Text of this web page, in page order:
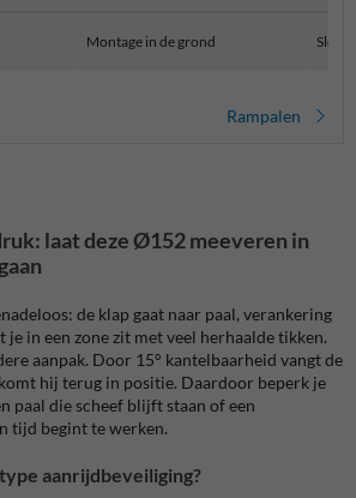
Montage in de grond
Rampalen
laat deze Ø152 meeveren in
de klap gaat naar paal, verankering
in een zone zit met veel herhaalde tikken.
aanpak. Door 15° kantelbaarheid vangt de
hij terug in positie. Daardoor beperk je
paal die scheef blijft staan of een
tijd begint te werken.
aanrijdbeveiliging?